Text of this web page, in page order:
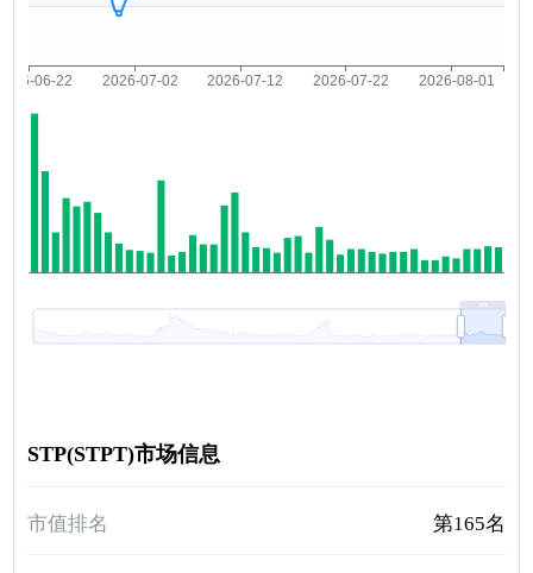
STP(STPT)市场信息
市值排名 第165名